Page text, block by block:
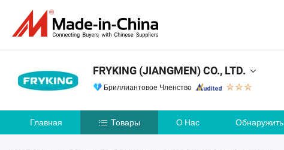
FRYKING (JIANGMEN) CO., LTD.
Бриллиантовое Членство
Главная Товары О Нас Обнаружить